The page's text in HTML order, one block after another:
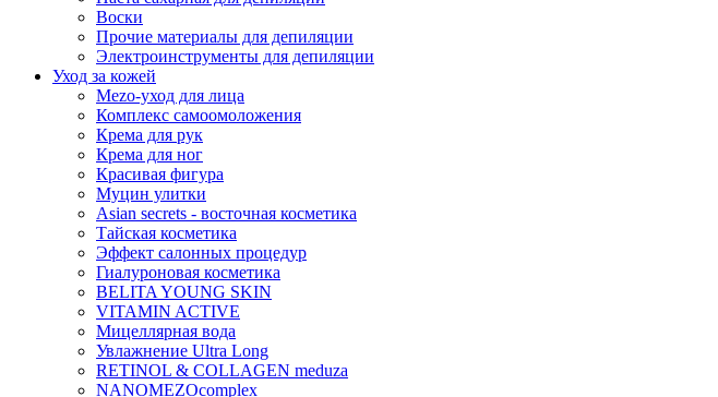
Воски
Прочие материалы для депиляции
Электроинструменты для депиляции
Уход за кожей
Mezo-уход для лица
Комплекс самоомоложения
Крема для рук
Крема для ног
Красивая фигура
Муцин улитки
Asian seсrets - восточная косметика
Тайская косметика
Эффект салонных процедур
Гиалуроновая косметика
BELITA YOUNG SKIN
VITAMIN ACTIVE
Мицеллярная вода
Увлажнение Ultra Long
RETINOL & COLLAGEN meduza
NANOMEZOcomplex